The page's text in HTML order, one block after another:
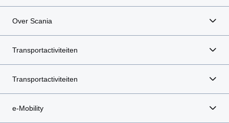
Over Scania
Transportactiviteiten
Transportactiviteiten
e-Mobility